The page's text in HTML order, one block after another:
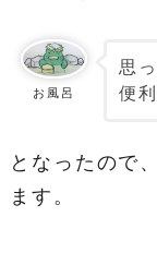
お風呂
思
便利
となったので
ます。